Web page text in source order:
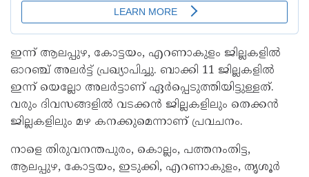
ഇന്ന് ആലപ്പുഴ, കോട്ടയം, എറണാകുളം ജില്ലകളില്‍
ഓറഞ്ച് അലർട്ട് പ്രഖ്യാപിച്ചു. ബാക്കി 11 ജില്ലകളില്‍
ഇന്ന് യെല്ലോ അലർട്ടാണ് ഏർപ്പെടുത്തിയിട്ടുള്ളത്.
വരും ദിവസങ്ങളില്‍ വടക്കൻ ജില്ലകളിലും തെക്കൻ
ജില്ലകളിലും മഴ കനക്കുമെന്നാണ് പ്രവചനം.
നാളെ തിരുവനന്തപുരം, കൊല്ലം, പത്തനംതിട്ട,
ആലപ്പുഴ, കോട്ടയം, ഇടുക്കി, എറണാകുളം, തൃശൂർ